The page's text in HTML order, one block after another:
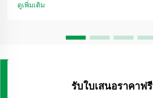
ดูเพิ่มเติม
รับใบเสนอราคาฟรี